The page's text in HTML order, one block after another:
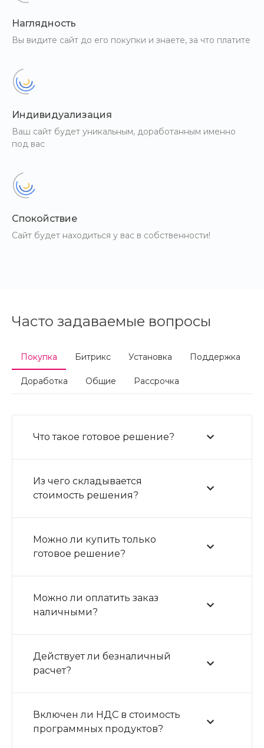
Наглядность
Вы видите сайт до его покупки и знаете, за что платите
Индивидуализация
Ваш сайт будет уникальным, доработанным именно
под вас
Спокойствие
Сайт будет находиться у вас в собственности!
Часто задаваемые вопросы
Покупка Битрикс Установка Поддержка
Доработка Общие Рассрочка
Что такое готовое решение?
Из чего складывается
стоимость решения?
Можно ли купить только
готовое решение?
Можно ли оплатить заказ
наличными?
Действует ли безналичный
расчет?
Включен ли НДС в стоимость
программных продуктов?